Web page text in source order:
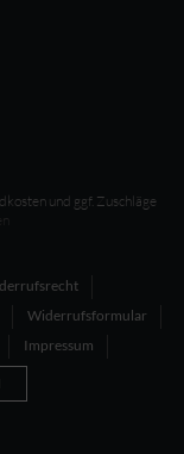
und ggf. Zuschläge
Widerrufsformular
Impressum